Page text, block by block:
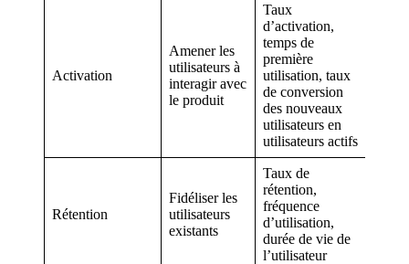
Activation
Amener les
utilisateurs à
interagir avec
le produit
Taux
d’activation,
temps de
première
utilisation, taux
de conversion
des nouveaux
utilisateurs en
utilisateurs actifs
Rétention
Fidéliser les
utilisateurs
existants
Taux de
rétention,
fréquence
d’utilisation,
durée de vie de
l’utilisateur